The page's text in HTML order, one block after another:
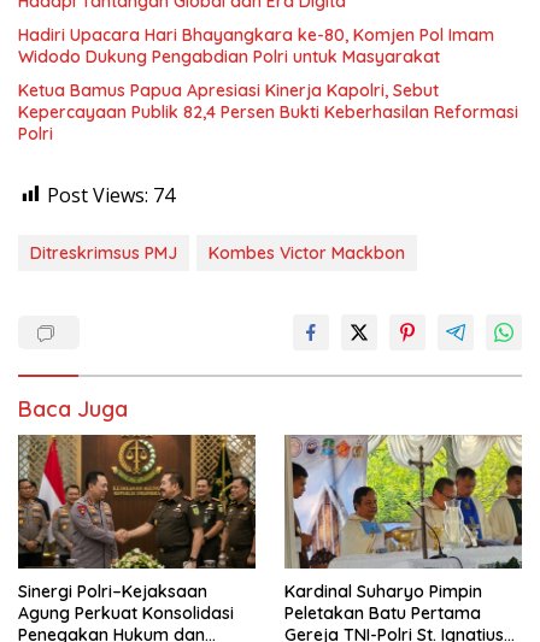
Hadiri Upacara Hari Bhayangkara ke-80, Komjen Pol Imam
Widodo Dukung Pengabdian Polri untuk Masyarakat
Ketua Bamus Papua Apresiasi Kinerja Kapolri, Sebut
Kepercayaan Publik 82,4 Persen Bukti Keberhasilan Reformasi
Polri
Post Views: 74
Ditreskrimsus PMJ Kombes Victor Mackbon
Baca Juga
Sinergi Polri–Kejaksaan
Agung Perkuat Konsolidasi
Penegakan Hukum dan
Kardinal Suharyo Pimpin
Peletakan Batu Pertama
Gereja TNI-Polri St. Ignatius